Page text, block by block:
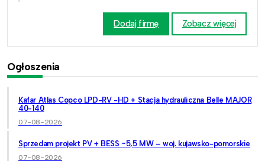
Dodaj firmę Zobacz więcej
Ogłoszenia
Kafar Atlas Copco LPD-RV -HD + Stacja hydrauliczna Belle MAJOR
40-140
07-08-2026
Sprzedam projekt PV + BESS ~5,5 MW – woj. kujawsko-pomorskie
07-08-2026